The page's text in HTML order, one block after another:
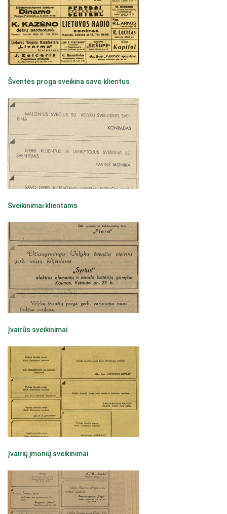
Šventės proga sveikina savo klientus
Sveikinimai klientams
Įvairūs sveikinimai
Įvairių įmonių sveikinimai